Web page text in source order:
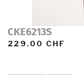
CKE6213S
229.00 CHF